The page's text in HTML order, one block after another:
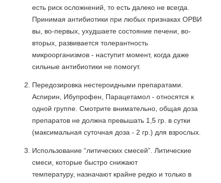
есть риск осложнений, то есть далеко не всегда.
Принимая антибиотики при любых признаках ОРВИ
вы, во-первых, ухудшаете состояние печени, во-
вторых, развивается толерантность
микроорганизмов - наступит момент, когда даже
сильные антибиотики не помогут.
Передозировка нестероидными препаратами.
Аспирин, Ибупрофен, Парацетамол - относятся к
одной группе. Смотрите внимательно, общая доза
препаратов не должна превышать 1,5 гр. в сутки
(максимальная суточная доза - 2 гр.) для взрослых.
Использование “литических смесей”. Литические
смеси, которые быстро снижают
температуру, назначают крайне редко и только в